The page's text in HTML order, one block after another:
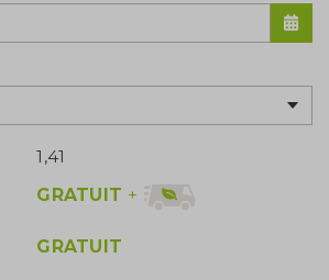
1,41
GRATUIT +
GRATUIT